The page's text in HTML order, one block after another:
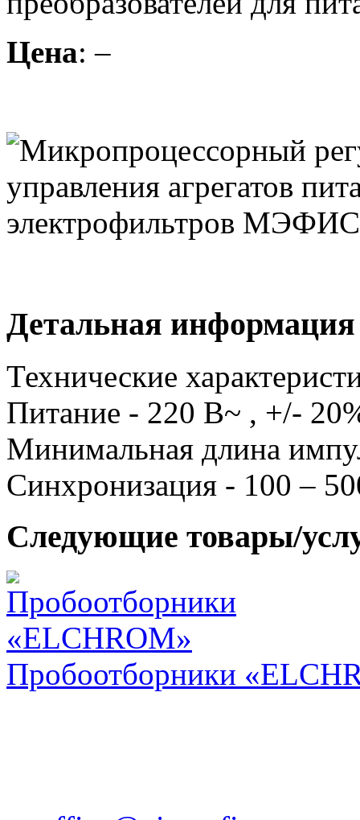
Цена: –
Детальная информация
Технические
Питание - 220 В~ , +/-
Минимальная длина
Синхронизация - 100 –
Следующие товары/
Пробоотборники